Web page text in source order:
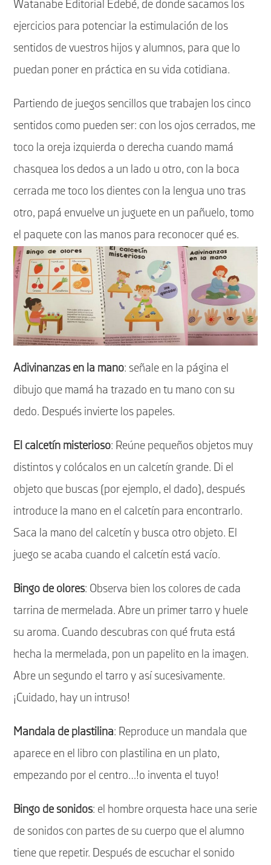
Watanabe Editorial Edebé, de donde sacamos los
ejercicios para potenciar la estimulación de los
sentidos de vuestros hijos y alumnos, para que lo
puedan poner en práctica en su vida cotidiana.
Partiendo de juegos sencillos que trabajen los cinco
sentidos como pueden ser: con los ojos cerrados, me
toco la oreja izquierda o derecha cuando mamá
chasquea los dedos a un lado u otro, con la boca
cerrada me toco los dientes con la lengua uno tras
otro, papá envuelve un juguete en un pañuelo, tomo
el paquete con las manos para reconocer qué es.
Adivinanzas en la mano: señale en la página el
dibujo que mamá ha trazado en tu mano con su
dedo. Después invierte los papeles.
El calcetín misterioso: Reúne pequeños objetos muy
distintos y colócalos en un calcetín grande. Di el
objeto que buscas (por ejemplo, el dado), después
introduce la mano en el calcetín para encontrarlo.
Saca la mano del calcetín y busca otro objeto. El
juego se acaba cuando el calcetín está vacío.
Bingo de olores: Observa bien los colores de cada
tarrina de mermelada. Abre un primer tarro y huele
su aroma. Cuando descubras con qué fruta está
hecha la mermelada, pon un papelito en la imagen.
Abre un segundo el tarro y así sucesivamente.
¡Cuidado, hay un intruso!
Mandala de plastilina: Reproduce un mandala que
aparece en el libro con plastilina en un plato,
empezando por el centro…!o inventa el tuyo!
Bingo de sonidos: el hombre orquesta hace una serie
de sonidos con partes de su cuerpo que el alumno
tiene que repetir. Después de escuchar el sonido